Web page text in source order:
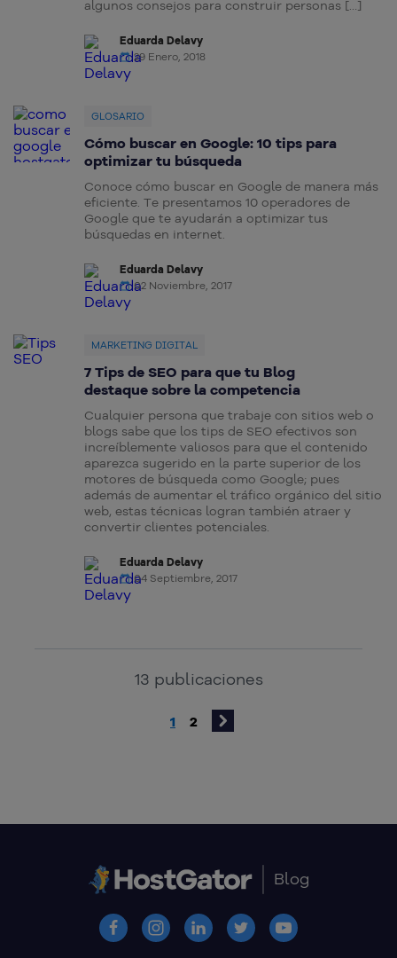
algunos consejos para construir personas […]
Eduarda Delavy
29 Enero, 2018
GLOSARIO
Cómo buscar en Google: 10 tips para
optimizar tu búsqueda
Conoce cómo buscar en Google de manera más
eficiente. Te presentamos 10 operadores de
Google que te ayudarán a optimizar tus
búsquedas en internet.
Eduarda Delavy
02 Noviembre, 2017
MARKETING DIGITAL
7 Tips de SEO para que tu Blog
destaque sobre la competencia
Cualquier persona que trabaje con sitios web o
blogs sabe que los tips de SEO efectivos son
increíblemente valiosos para que el contenido
aparezca sugerido en la parte superior de los
motores de búsqueda como Google; pues
además de aumentar el tráfico orgánico del sitio
web, estas técnicas logran también atraer y
convertir clientes potenciales.
Eduarda Delavy
04 Septiembre, 2017
13 publicaciones
1 2
Blog